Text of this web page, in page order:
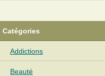
Catégories
Addictions
Beauté